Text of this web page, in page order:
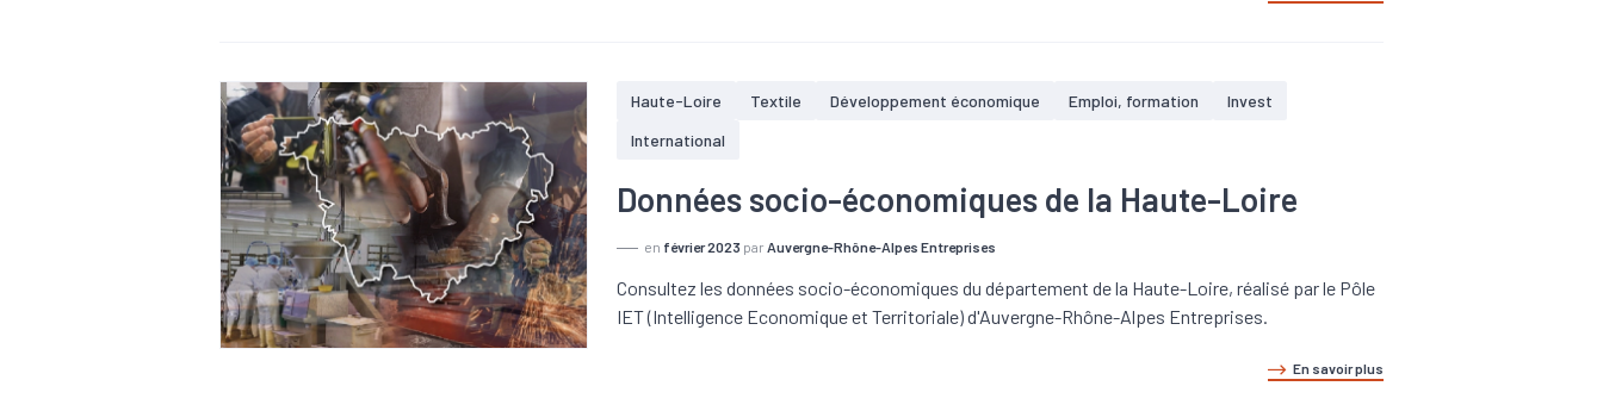
Haute-Loire Textile Développement économique Emploi, formation
Invest
International
Données socio-économiques de la Haute-Loire
en février 2023 parAuvergne-Rhône-Alpes Entreprises
Consultez les données socio-économiques du département de la Haute-Loire, réalisé par le Pôle
IET (Intelligence Economique et Territoriale) d'Auvergne-Rhône-Alpes Entreprises.
En savoir plus